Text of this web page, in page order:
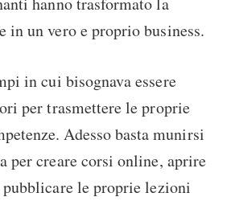
in un vero e proprio business.
in cui bisognava essere
per trasmettere le proprie
Adesso basta munirsi
per creare corsi online, aprire
le proprie lezioni